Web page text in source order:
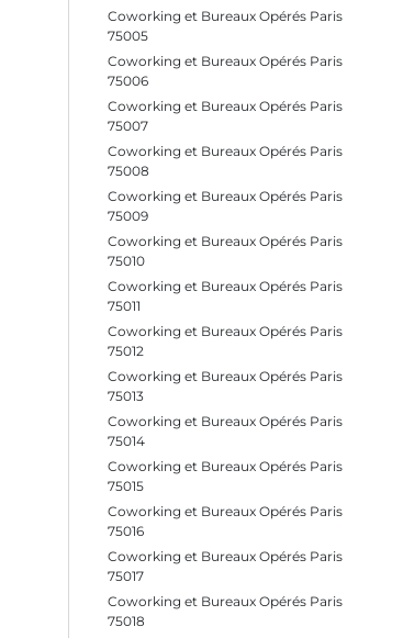
Coworking et Bureaux Opérés Paris
75005
Coworking et Bureaux Opérés Paris
75006
Coworking et Bureaux Opérés Paris
75007
Coworking et Bureaux Opérés Paris
75008
Coworking et Bureaux Opérés Paris
75009
Coworking et Bureaux Opérés Paris
75010
Coworking et Bureaux Opérés Paris
75011
Coworking et Bureaux Opérés Paris
75012
Coworking et Bureaux Opérés Paris
75013
Coworking et Bureaux Opérés Paris
75014
Coworking et Bureaux Opérés Paris
75015
Coworking et Bureaux Opérés Paris
75016
Coworking et Bureaux Opérés Paris
75017
Coworking et Bureaux Opérés Paris
75018